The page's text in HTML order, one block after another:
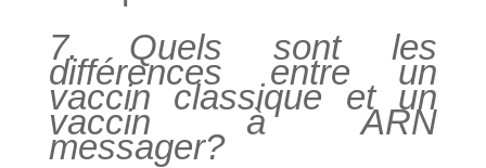
7. Quels sont les
différences entre un
vaccin classique et un
vaccin à ARN
messager?